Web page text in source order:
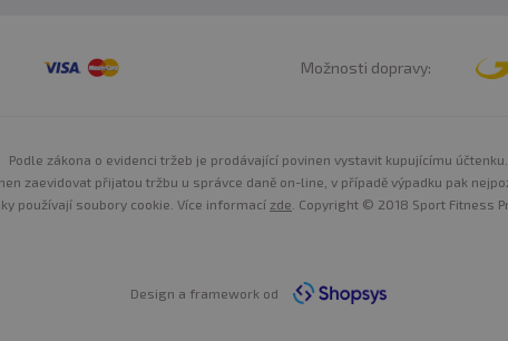
Možnosti dopravy:
Podle zákona o evidenci tržeb je prodávající povinen vystavit kupujícímu účtenku.
zaevidovat přijatou tržbu u správce daně on-line, v případě výpadku pak
používají soubory cookie. Více informací zde . Copyright © 2018 Sport Fitness
Design a framework od